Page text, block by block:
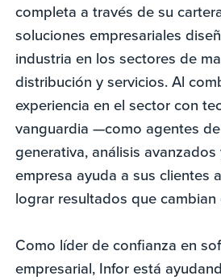
completa a través de su
soluciones empresariales
industria en los sectores de
distribución y servicios. Al
experiencia en el sector con
vanguardia —como agentes
generativa, análisis
empresa ayuda a sus clientes
lograr resultados que
Como líder de confianza en
empresarial, Infor está